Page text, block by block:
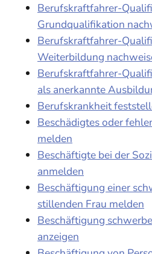
Berufskraftfahrer-
Grundqualifikation
Berufskraftfahrer-
Weiterbildung
Berufskraftfahrer-
als anerkannte
Berufskrankheit
Beschädigtes oder
melden
Beschäftigte bei der
anmelden
Beschäftigung einer
stillenden Frau melden
Beschäftigung
anzeigen